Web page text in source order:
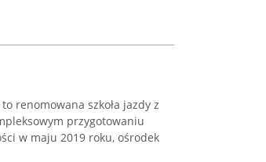
renomowana szkoła jazdy z
przygotowaniu
w maju 2019 roku, ośrodek